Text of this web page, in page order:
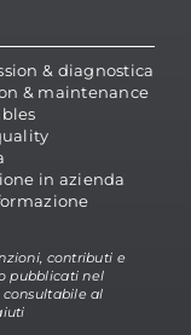
& diagnostica
& maintenance
in azienda
contributi e
pubblicati nel
al